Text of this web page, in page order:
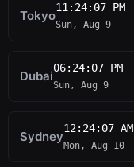
Tokyo
11:24:07 PM
Sun, Aug 9
Dubai
06:24:07 PM
Sun, Aug 9
Sydney
12:24:07 AM
Mon, Aug 10